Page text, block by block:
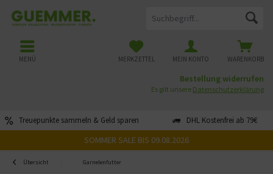
Treuepunkte sammeln & Geld sparen DHL Kostenfrei ab 79€
WARENKORB
MERKZETTEL MEIN KONTO
MENÜ
Bestellung widerrufen
Es gilt unsere Datenschutzerklärung
SOMMER SALE BIS 09.08.2026
Übersicht Garnelenfutter